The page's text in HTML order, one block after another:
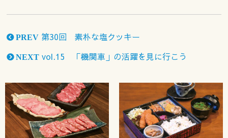
PREV 第30回 素朴な塩クッキー
NEXT vol.15 「機関車」の活躍を見に行こう